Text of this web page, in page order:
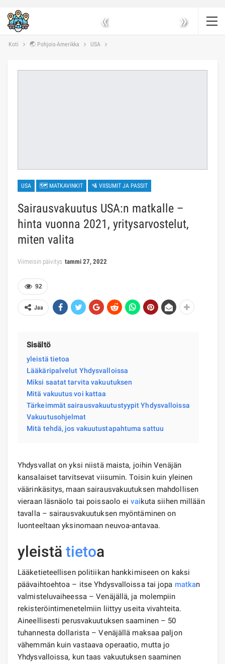
« »
Koti 🌏 Pohjois-Amerikka USA
USA 🗺 MATKAVINKIT 🛂 VIISUMIT JA PASSIT
Sairausvakuutus USA:n matkalle –
hinta vuonna 2021, yritysarvostelut,
miten valita
Viimeisin päivitys tammi 27, 2022
92
Jaa
Sisältö
yleistä tietoa
Lääkäripalvelut Yhdysvalloissa
Miksi saatat tarvita vakuutuksen
Mitä vakuutus voi kattaa
Tärkeimmät sairausvakuutustyypit Yhdysvalloissa
Vakuutusohjelmat
Mitä tehdä, jos vakuutustapahtuma sattuu
Yhdysvallat on yksi niistä maista, joihin Venäjän
kansalaiset tarvitsevat viisumin. Toisin kuin yleinen
väärinkäsitys, maan sairausvakuutuksen mahdollisen
vieraan läsnäolo tai poissaolo eivaikuta siihen millään
tavalla – sairausvakuutuksen myöntäminen on
luonteeltaan yksinomaan neuvoa-antavaa.
yleistä tietoa
Lääketieteellisen politiikan hankkimiseen on kaksi
päävaihtoehtoa – itse Yhdysvalloissa tai jopa matkan
valmisteluvaiheessa – Venäjällä, ja molempiin
rekisteröintimenetelmiin liittyy useita vivahteita.
Aineellisesti perusvakuutuksen saaminen – 50
tuhannesta dollarista – Venäjällä maksaa paljon
vähemmän kuin vastaava operaatio, mutta jo
Yhdysvalloissa, kun taas vakuutuksen saaminen